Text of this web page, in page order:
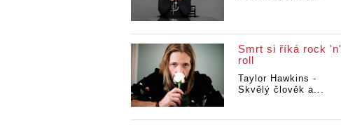
Smrt si říká rock 'n'
roll
Taylor Hawkins -
Skvělý člověk a...